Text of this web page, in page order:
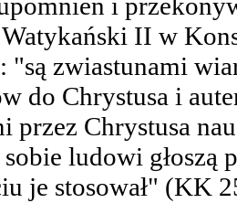
Watykański II w
"są zwiastunami
do Chrystusa i
przez Chrystusa
ludowi głoszą
je stosował" (KK